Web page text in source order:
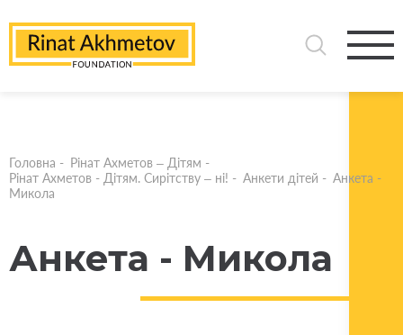
Головна - Рінат Ахметов – Дітям -
Рінат Ахметов - Дітям. Сирітству – ні! - Анкети дітей - Анкета -
Микола
Анкета - Микола